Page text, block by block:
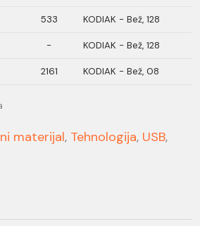
533 KODIAK - Bež, 128
- KODIAK - Bež, 128
2161 KODIAK - Bež, 08
materijal, Tehnologija, USB,